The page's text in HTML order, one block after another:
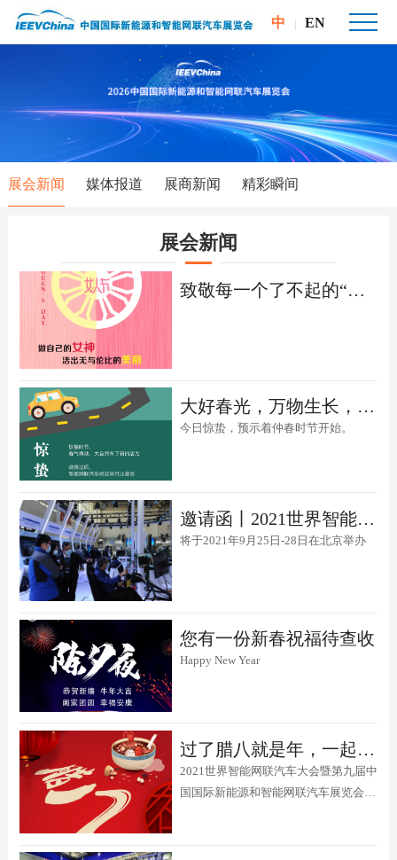
中 EN
展会新闻 媒体报道 展商新闻 精彩瞬间
展会新闻
致敬每一个了不起的“她”！
大好春光，万物生长，一起迎接这个生机勃勃的春天！ ​
今日惊蛰，预示着仲春时节开始。
邀请函丨2021世界智能网联汽车大会 暨第九届中国国际新能源和智能网联汽车展览会
将于2021年9月25日-28日在北京举办
您有一份新春祝福待查收
Happy New Year
过了腊八就是年，一起过个平安年！
2021世界智能网联汽车大会暨第九届中
国国际新能源和智能网联汽车展览会祝